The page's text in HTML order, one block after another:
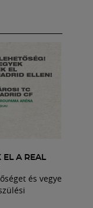
EL A REAL
és vegye